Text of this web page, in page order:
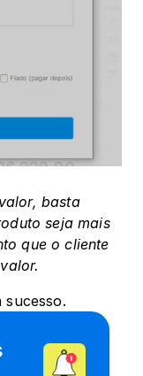
basta
seja mais
que o cliente